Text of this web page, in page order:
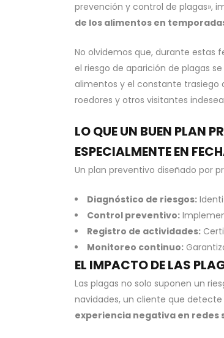
prevención y control de plagas»,
de los alimentos en
No olvidemos que, durante estas
el riesgo de aparición de plagas
alimentos y el constante trasiego
roedores y otros visitantes
LO QUE UN BUEN PLAN
ESPECIALMENTE EN
Un plan preventivo diseñado por
Diagnóstico de riesgos:
Control preventivo:
Registro de actividades:
Monitoreo continuo:
EL IMPACTO DE LAS
Las plagas no solo suponen un
navidades, un cliente que
experiencia negativa en redes